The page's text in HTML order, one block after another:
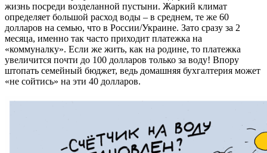
жизнь посреди возделанной пустыни. Жаркий климат
определяет большой расход воды – в среднем, те же 60
долларов на семью, что в России/Украине. Зато сразу за 2
месяца, именно так часто приходит платежка на
«коммуналку». Если же жить, как на родине, то платежка
увеличится почти до 100 долларов только за воду! Впору
штопать семейный бюджет, ведь домашняя бухгалтерия может
«не сойтись» на эти 40 долларов.